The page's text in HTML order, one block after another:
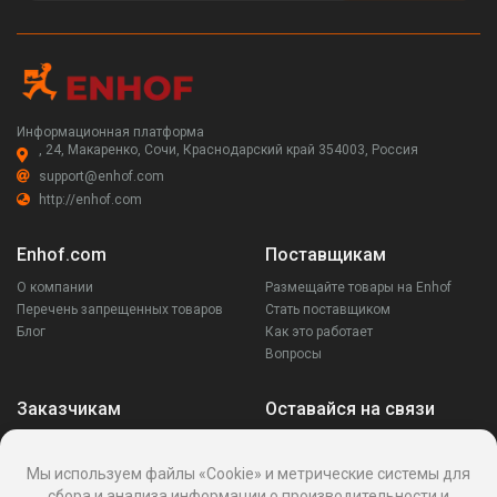
Информационная платформа
, 24, Макаренко, Сочи, Краснодарский край 354003, Россия
support@enhof.com
http://enhof.com
Enhof.com
О компании
Перечень запрещенных товаров
Блог
Поставщикам
Размещайте товары на Enhof
Стать поставщиком
Как это работает
Вопросы
Заказчикам
Ваши запросы
Оставайся на связи
Мы используем файлы «Cookie» и метрические системы для